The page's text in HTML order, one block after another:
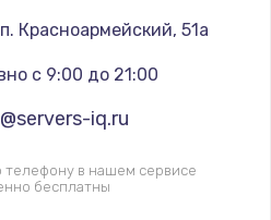
Красноармейский, 51а
с 9:00 до 21:00
iq.ru
телефону в нашем сервисе
бесплатны